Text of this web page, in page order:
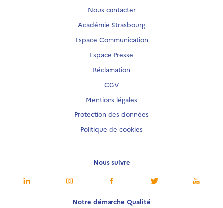
Nous contacter
Académie Strasbourg
Espace Communication
Espace Presse
Réclamation
CGV
Mentions légales
Protection des données
Politique de cookies
Nous suivre
Notre démarche Qualité